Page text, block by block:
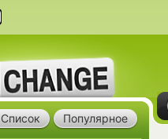
Список Популярное